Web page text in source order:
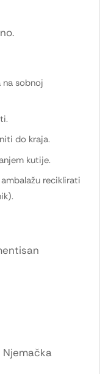
sobnoj
do kraja.
kutije.
reciklirati
Njemačka